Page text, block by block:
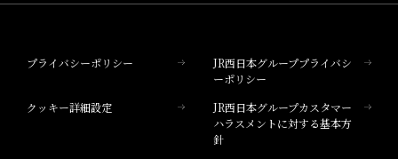
ホテルグランヴィア広島サウスゲート
ホテルヴィスキオ富山
プライバシーポリシー
JR西日本グループプライバシ
ーポリシー
クッキー詳細設定
JR西日本グループカスタマー
ハラスメントに対する基本方
針